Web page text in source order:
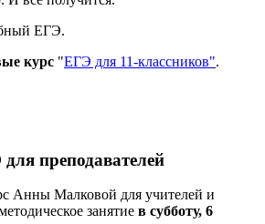
ЕГЭ.
курс "ЕГЭ для 11-классников".
преподавателей
Анны Малковой для учителей и
занятие в субботу, 6